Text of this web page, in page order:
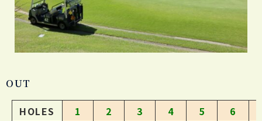
OUT
HOLES 1 2 3 4 5 6